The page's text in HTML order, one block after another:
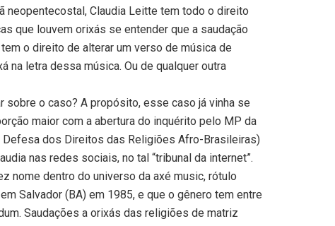
neopentecostal, Claudia Leitte tem todo o direito
que louvem orixás se entender que a saudação
o direito de alterar um verso de música de
na letra dessa música. Ou de qualquer outra
sobre o caso? A propósito, esse caso já vinha se
maior com a abertura do inquérito pelo MP da
Defesa dos Direitos das Religiões Afro-Brasileiras)
nas redes sociais, no tal “tribunal da internet”.
nome dentro do universo da axé music, rótulo
Salvador (BA) em 1985, e que o gênero tem entre
Saudações a orixás das religiões de matriz